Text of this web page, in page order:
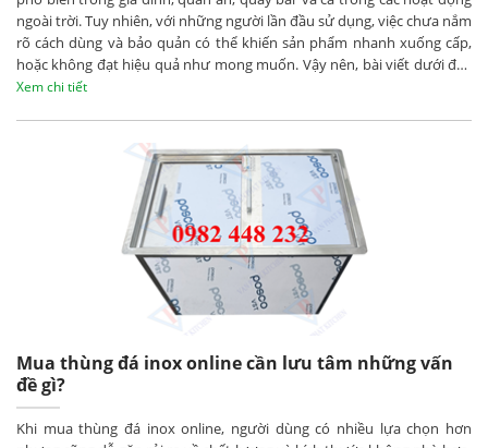
ngoài trời. Tuy nhiên, với những người lần đầu sử dụng, việc chưa nắm
rõ cách dùng và bảo quản có thể khiến sản phẩm nhanh xuống cấp,
hoặc không đạt hiệu quả như mong muốn. Vậy nên, bài viết dưới đây
sẽ giúp bạn hiểu rõ hơn và sử dụng đúng cách ngay từ đầu.
Xem chi tiết
Mua thùng đá inox online cần lưu tâm những vấn
đề gì?
Khi mua thùng đá inox online, người dùng có nhiều lựa chọn hơn